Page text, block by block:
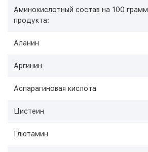
Аминокислотный состав на 100 грамм
продукта:
Аланин
Аргинин
Аспарагиновая кислота
Цистеин
Глютамин